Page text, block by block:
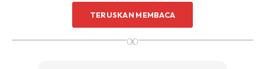
tips dan amalan yang saya buat supaya kita sama- sama
TERUSKAN MEMBACA
∞